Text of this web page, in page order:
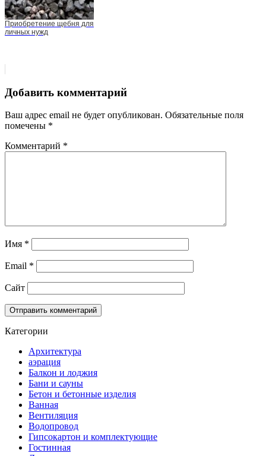
Приобретение щебня для
личных нужд
Добавить комментарий
Ваш адрес email не будет опубликован. Обязательные поля
помечены *
Комментарий *
Имя *
Email *
Сайт
Категории
Архитектура
аэрация
Балкон и лоджия
Бани и сауны
Бетон и бетонные изделия
Ванная
Вентиляция
Водопровод
Гипсокартон и комплектующие
Гостинная